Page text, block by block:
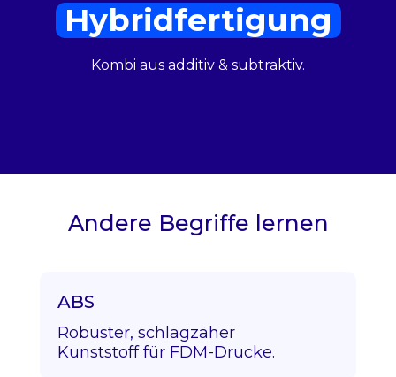
Hybridfertigung
Kombi aus additiv & subtraktiv.
Andere Begriffe lernen
ABS
Robuster, schlagzäher
Kunststoff für FDM-Drucke.